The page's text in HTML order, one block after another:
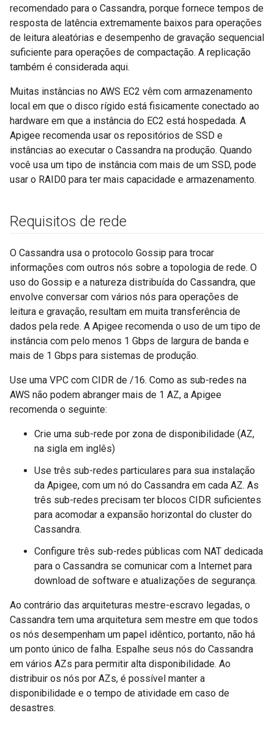
recomendado para o Cassandra, porque fornece tempos de
resposta de latência extremamente baixos para operações
de leitura aleatórias e desempenho de gravação sequencial
suficiente para operações de compactação. A replicação
também é considerada aqui.
Muitas instâncias no AWS EC2 vêm com armazenamento
local em que o disco rígido está fisicamente conectado ao
hardware em que a instância do EC2 está hospedada. A
Apigee recomenda usar os repositórios de SSD e
instâncias ao executar o Cassandra na produção. Quando
você usa um tipo de instância com mais de um SSD, pode
usar o RAID0 para ter mais capacidade e armazenamento.
Requisitos de rede
O Cassandra usa o protocolo Gossip para trocar
informações com outros nós sobre a topologia de rede. O
uso do Gossip e a natureza distribuída do Cassandra, que
envolve conversar com vários nós para operações de
leitura e gravação, resultam em muita transferência de
dados pela rede. A Apigee recomenda o uso de um tipo de
instância com pelo menos 1 Gbps de largura de banda e
mais de 1 Gbps para sistemas de produção.
Use uma VPC com CIDR de /16. Como as sub-redes na
AWS não podem abranger mais de 1 AZ, a Apigee
recomenda o seguinte:
Crie uma sub-rede por zona de disponibilidade (AZ,
na sigla em inglês)
Use três sub-redes particulares para sua instalação
da Apigee, com um nó do Cassandra em cada AZ. As
três sub-redes precisam ter blocos CIDR suficientes
para acomodar a expansão horizontal do cluster do
Cassandra.
Configure três sub-redes públicas com NAT dedicada
para o Cassandra se comunicar com a Internet para
download de software e atualizações de segurança.
Ao contrário das arquiteturas mestre-escravo legadas, o
Cassandra tem uma arquitetura sem mestre em que todos
os nós desempenham um papel idêntico, portanto, não há
um ponto único de falha. Espalhe seus nós do Cassandra
em vários AZs para permitir alta disponibilidade. Ao
distribuir os nós por AZs, é possível manter a
disponibilidade e o tempo de atividade em caso de
desastres.